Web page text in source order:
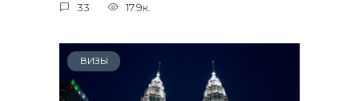
33 17.9к.
ВИЗЫ